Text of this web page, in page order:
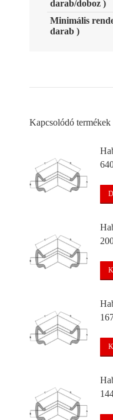
darab/doboz )
Minimális
darab )
Kapcsolódó termékek